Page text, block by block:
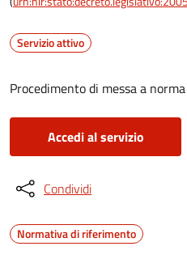
Servizio attivo
Procedimento di messa a
Accedi al servizio
Condividi
Normativa di riferimento